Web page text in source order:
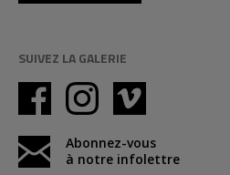
SUIVEZ LA GALERIE
Abonnez-vous
à notre infolettre